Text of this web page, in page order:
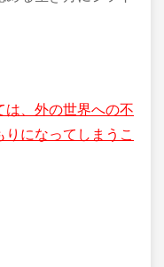
は、外の世界への不
になってしまうこ